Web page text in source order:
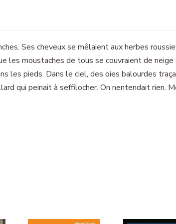
Ses cheveux se mêlaient aux herbes
les moustaches de tous se couvraient de neige
les pieds. Dans le ciel, des oies balourdes
qui peinait à seffilocher. On nentendait rien.